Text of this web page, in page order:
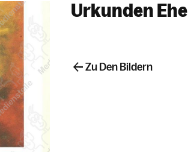
Urkunden Ehe
Zu Den Bildern